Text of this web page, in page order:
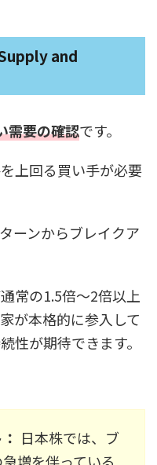
and
需要の確認です。
上回る買い手が必要
ーンからブレイクア
常の1.5倍〜2倍以上
が本格的に参入して
性が期待できます。
日本株では、ブ